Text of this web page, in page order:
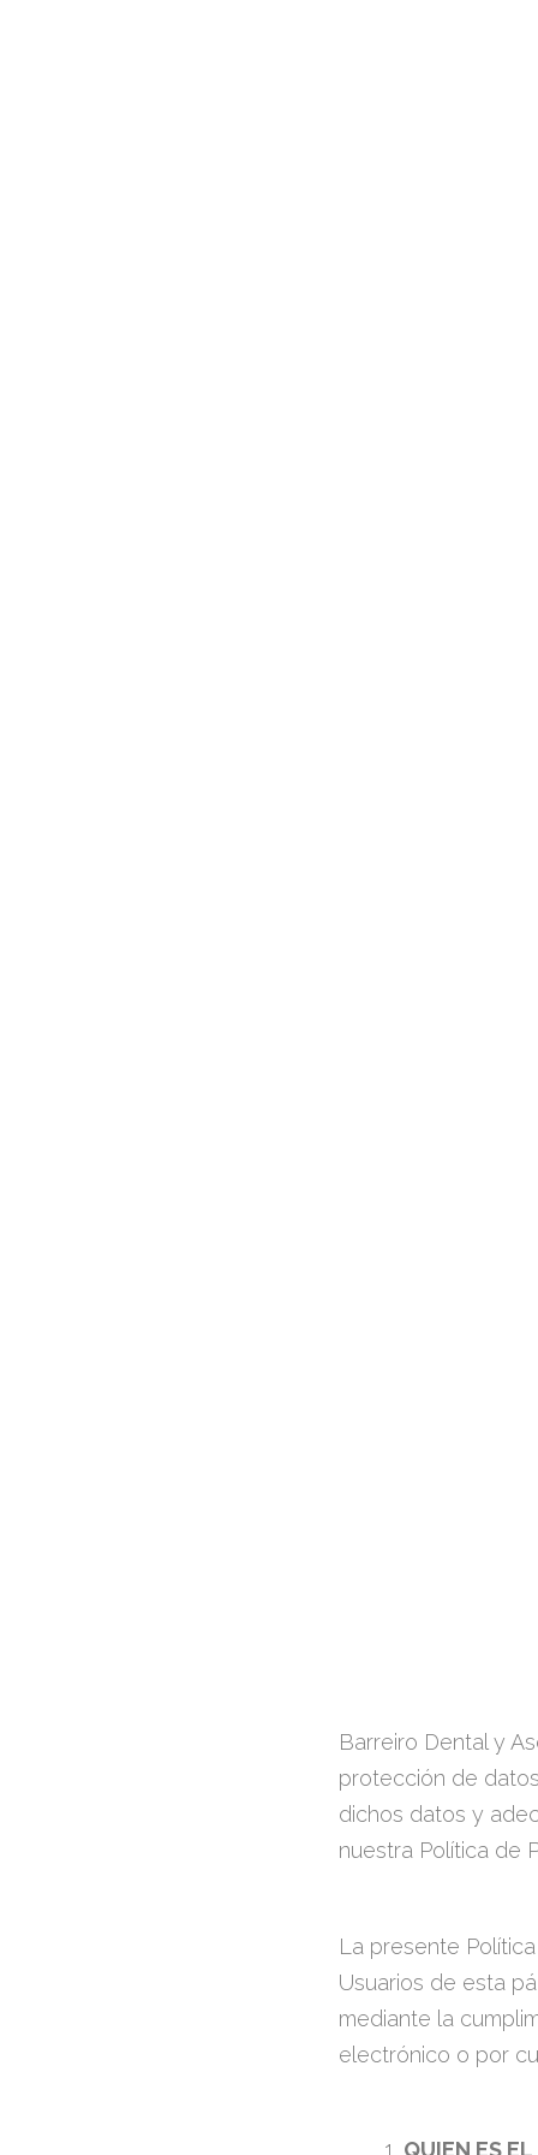
Barreiro Dental y
protección de
dichos datos y
nuestra Política de
La presente
Usuarios de esta
mediante la
electrónico o por
QUIEN ES